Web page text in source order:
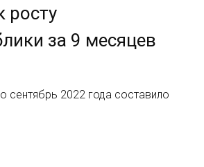
росту
за 9 месяцев
сентябрь 2022 года составило